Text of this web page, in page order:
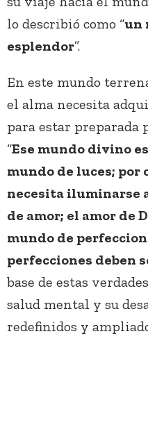
lo describió como “un
esplendor”.
En este mundo
el alma necesita
para estar preparada
“Ese mundo divino
mundo de luces; por
necesita iluminarse
de amor; el amor de
mundo de
perfecciones deben
base de estas
salud mental y su
redefinidos y